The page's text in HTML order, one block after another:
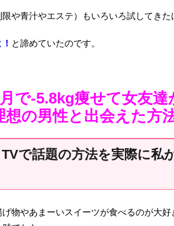
や青汁やエステ）もいろいろ試してき
と諦めていたのです。
で-5.8kg痩せて女友
の男性と出会えた方
で話題の方法を実際に私
物やあまーいスイーツが食べるのが大